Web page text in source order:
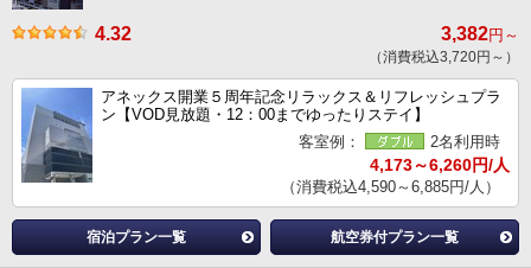
4.32 3,382円～
（消費税込3,720円～）
アネックス開業５周年記念リラックス＆リフレッシュプラ
ン【VOD見放題・12：00までゆったりステイ】
客室例：
2名利用時
4,173～6,260円/人
（消費税込4,590～6,885円/人）
宿泊プラン一覧 航空券付プラン一覧